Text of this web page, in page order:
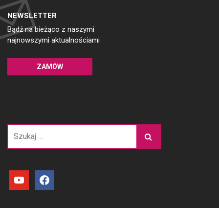
NEWSLETTER
Bądź na bieżąco z naszymi
najnowszymi aktualnościami
ZAMÓW
youtube facebook